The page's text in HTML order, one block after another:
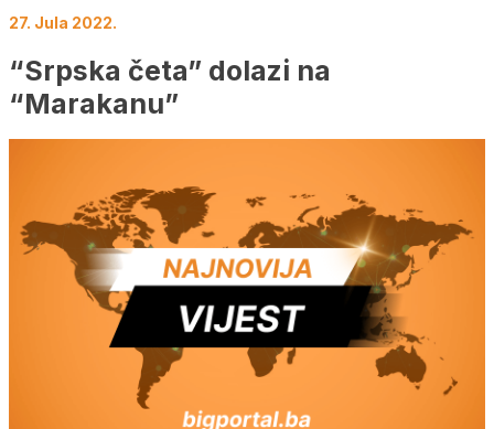
27. Jula 2022.
“Srpska četa” dolazi na
“Marakanu”